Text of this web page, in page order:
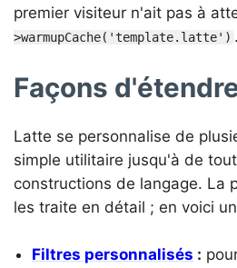
premier visiteur n'ait pas à
>warmupCache('template.latte') .
Façons
Latte se personnalise de
simple utilitaire jusqu'à de
constructions de langage. La
les traite en détail ; en voici
Filtres personnalisés :